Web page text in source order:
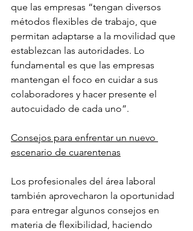
que las empresas “tengan diversos
métodos flexibles de trabajo, que
permitan adaptarse a la movilidad que
establezcan las autoridades. Lo
fundamental es que las empresas
mantengan el foco en cuidar a sus
colaboradores y hacer presente el
autocuidado de cada uno”.
Consejos para enfrentar un nuevo
escenario de cuarentenas
Los profesionales del área laboral
también aprovecharon la oportunidad
para entregar algunos consejos en
materia de flexibilidad, haciendo